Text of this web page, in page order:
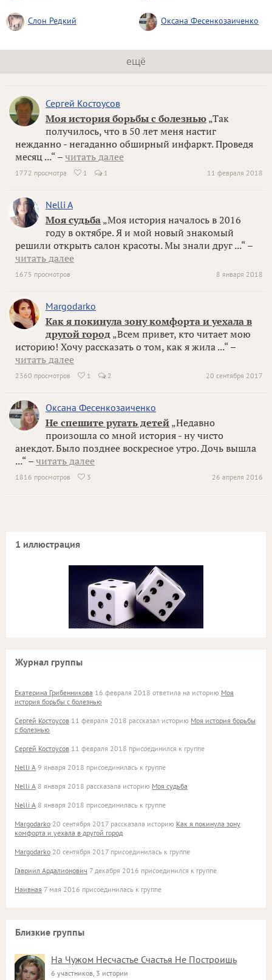
Слон Редкий Оксана Фесенкозаиченко
ещё
Сергей Костоусов
Моя история борьбы с болезнью „Так
получилось, что в 50 лет меня настиг
нежданно - негаданно обширный инфаркт. Проведя
месяц ...“ – читать далее
11 февраля 2018
1772 просмотра  1 1
Nelli A
Моя судьба „Моя история началось в 2016
году в октябре. Я и мой новый знакомый
решили открыть салон красоты. Мы знали друг ...“ –
читать далее
8 января 2018
1675 просмотров
Margodarko
Как я покинула зону комфорта и уехала в
другой город „Всем привет, кто читает мою
историю! Хочу рассказать о том, как я жила ...“ –
читать далее
20 сентября 2017
2360 просмотров  1 2
Оксана Фесенкозаиченко
Не спешите ругать детей „Недавно
произошла со мной история - ну чисто
анекдот. Было позднее воскресное утро. Дочь вышла
...“ – читать далее
26 апреля 2016
1816 просмотров  3
1 иллюстрация
Журнал группы
Екатерина Грибенникова 16 февраля 2018 ответила на историю Моя
история борьбы с болезнью
Сергей Костоусов 11 февраля 2018 рассказал историю Моя история борьбы
с болезнью
Сергей Костоусов 11 февраля 2018 присоединился к группе
Nelli A 9 января 2018 присоединилась к группе
Nelli A 8 января 2018 рассказала историю Моя судьба
Nelli A 8 января 2018 присоединилась к группе
Margodarko 20 сентября 2017 рассказала историю Как я покинула зону
комфорта и уехала в другой город
Margodarko 20 сентября 2017 присоединилась к группе
Гавриил Ардалионович 7 декабря 2016 присоединился к группе
Наивная 7 мая 2016 присоединилась к группе
Близкие группы
На Чужом Несчастье Счастья Не Построишь
6 участников, 3 истории